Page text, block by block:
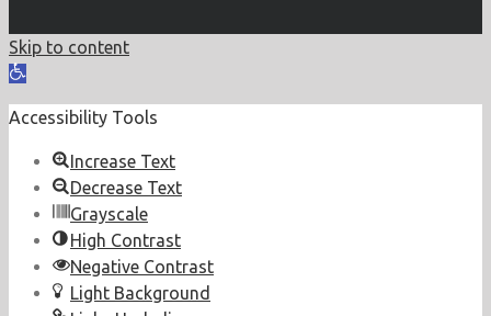
Skip to content
Open
Accessibility Tools
Increase Text
Decrease Text
Grayscale
High Contrast
Negative Contrast
Light Background